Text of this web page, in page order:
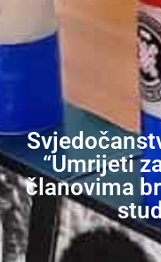
“Umrijeti
članovima